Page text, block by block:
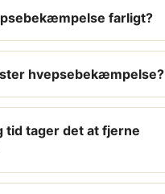
farligt?
hvepsebekæmpelse?
tid tager det at fjerne